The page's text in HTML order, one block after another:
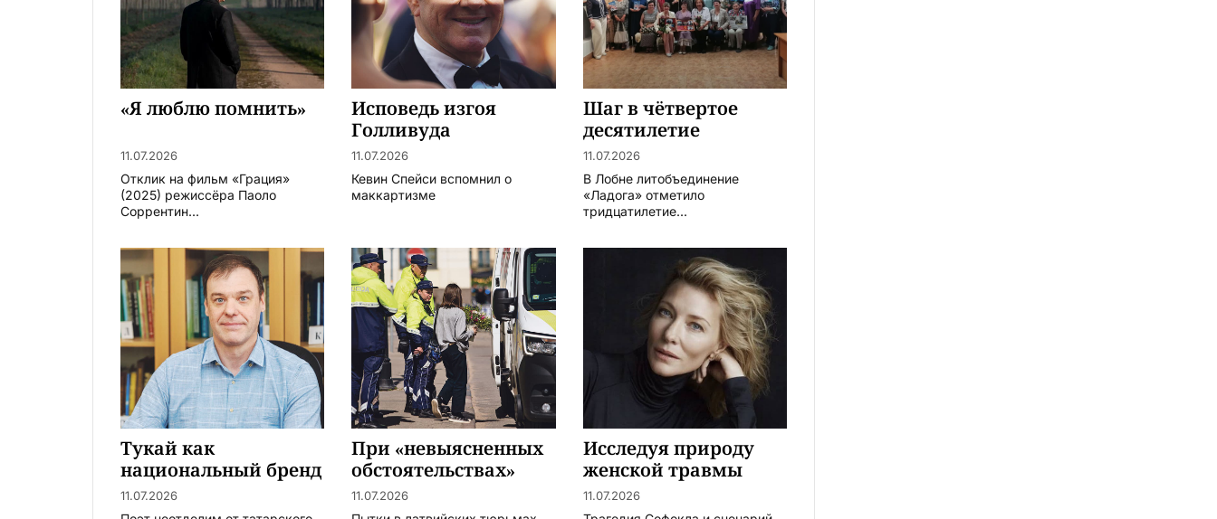
«Я люблю помнить»
11.07.2026
Отклик на фильм «Грация»
(2025) режиссёра Паоло
Соррентин...
Исповедь изгоя
Голливуда
11.07.2026
Кевин Спейси вспомнил о
маккартизме
Шаг в чётвертое
десятилетие
11.07.2026
В Лобне литобъединение
«Ладога» отметило
тридцатилетие...
Тукай как
национальный бренд
11.07.2026
При «невыясненных
обстоятельствах»
11.07.2026
Исследуя природу
женской травмы
11.07.2026